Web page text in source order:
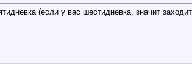
(если у вас шестидневка, значит